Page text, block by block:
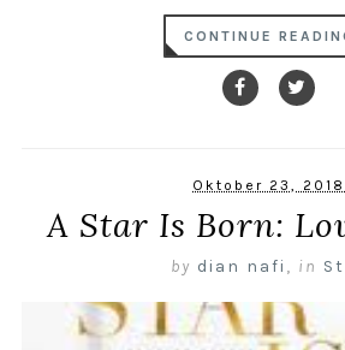
CONTINUE
Oktober 23, 2018
A Star Is Born:
by dian nafi , in